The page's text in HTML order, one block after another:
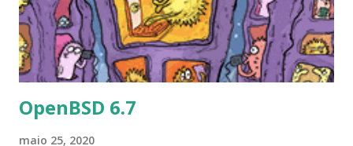
é glibc 2.31.O servidor gráfico é xorg-server 1.20.8.A
biblioteca mesa é 20.0.6, GTK3 é 3.24.20 e o Qt foi
atualizado para 5.14...
OpenBSD 6.7
maio 25, 2020